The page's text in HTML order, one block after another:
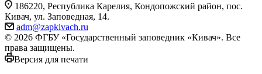
186220, Республика Карелия, Кондопожский район, пос.
Кивач, ул. Заповедная, 14.
adm@zapkivach.ru
© 2026 ФГБУ «Государственный заповедник «Кивач». Все
права защищены.
Версия для печати